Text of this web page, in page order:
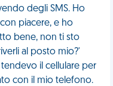
degli SMS. Ho
piacere, e ho
bene, non ti sto
al posto mio?'
il cellulare per
con il mio telefono.